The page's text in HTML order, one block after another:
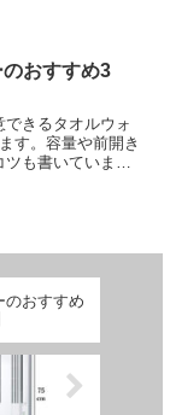
おすすめ3
きるタオルウォ
す。容量や前開き
も書いていま
のおすすめ